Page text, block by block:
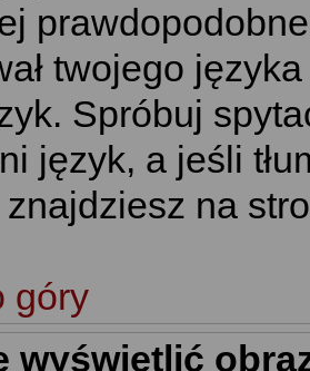
twojego
Spróbuj
język, a jeśli
na
góry
wyświetlić